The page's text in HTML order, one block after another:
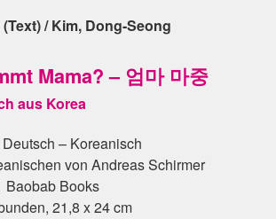
/ Kim, Dong-Seong
Mama? – 엄마 마중
aus Korea
– Koreanisch
von Andreas Schirmer
Baobab Books
21,8 x 24 cm